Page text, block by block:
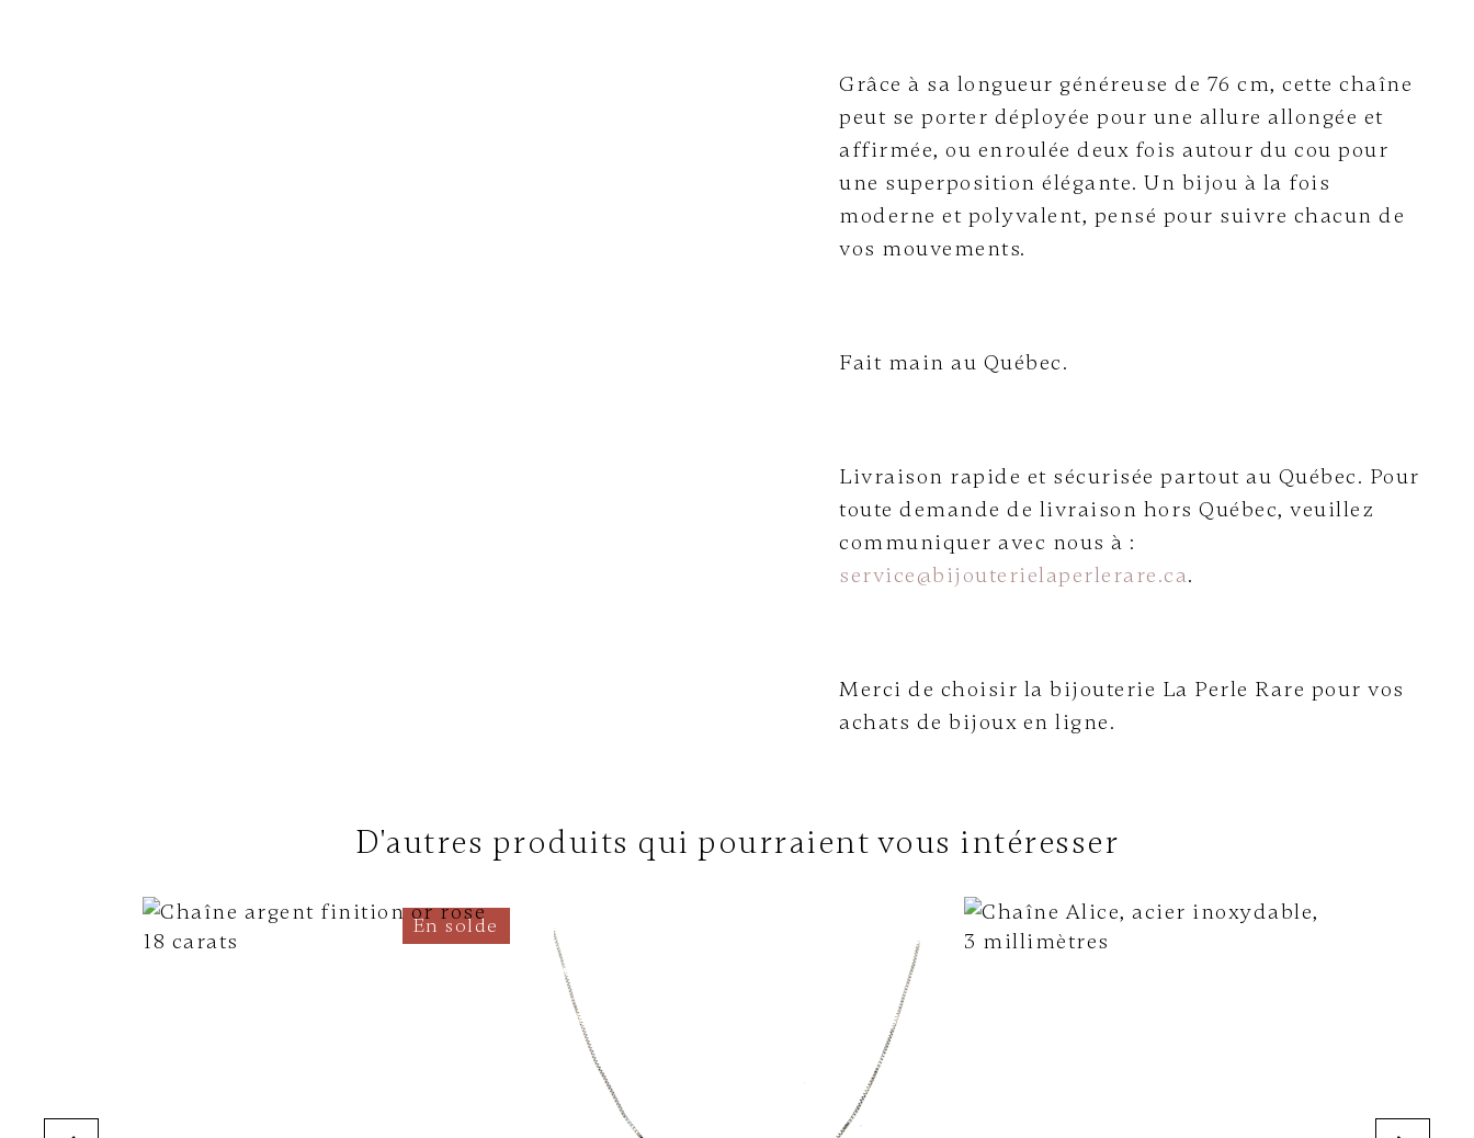
Grâce à sa longueur généreuse de 76 cm, cette chaîne
peut se porter déployée pour une allure allongée et
affirmée, ou enroulée deux fois autour du cou pour
une superposition élégante. Un bijou à la fois
moderne et polyvalent, pensé pour suivre chacun de
vos mouvements.
Fait main au Québec.
Livraison rapide et sécurisée partout au Québec. Pour
toute demande de livraison hors Québec, veuillez
communiquer avec nous à :
service@bijouterielaperlerare.ca.
Merci de choisir la bijouterie La Perle Rare pour vos
achats de bijoux en ligne.
D'autres produits qui pourraient vous intéresser
En solde